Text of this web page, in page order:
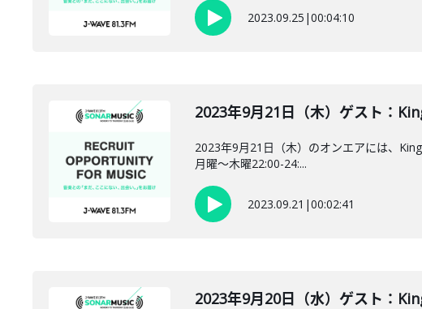
2023.09.25 |00:04:10
2023年9月21日（木）ゲスト：
2023年9月21日（木）のオンエアには、
月曜～木曜22:00-24:...
2023.09.21 |00:02:41
2023年9月20日（水）ゲスト：